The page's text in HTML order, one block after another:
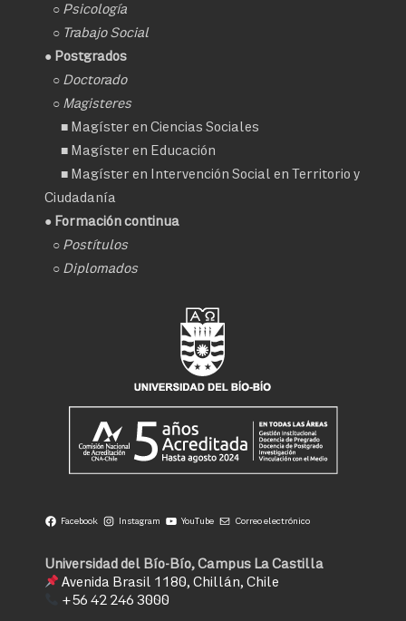
○ Psicología
○ Trabajo Social
● Postgrados
○ Doctorado
○ Magisteres
■ Magíster en Ciencias Sociales
■ Magíster en Educación
■ Magíster en Intervención Social en Territorio y
Ciudadanía
● Formación continua
○ Postítulos
○ Diplomados
Facebook Instagram YouTube Correo electrónico
Universidad del Bío-Bío, Campus La Castilla
Avenida Brasil 1180, Chillán, Chile
+56 42 246 3000